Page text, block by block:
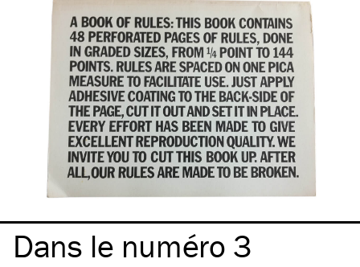
Dans le numéro 3